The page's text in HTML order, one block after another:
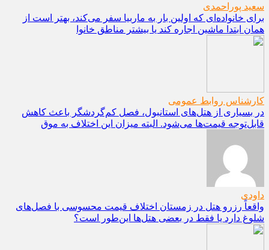
سعید پوراحمدی
برای خانواده‌ای که اولین بار به ماربیا سفر می‌کند، بهتر است از
همان ابتدا ماشین اجاره کند یا بیشتر مناطق خانوا
کارشناس روابط عمومی
در بسیاری از هتل‌های استانبول، فصل کم‌گردشگر باعث کاهش
قابل‌توجه قیمت‌ها می‌شود. البته میزان این اختلاف به موق
داودی
واقعاً رزرو هتل در زمستان اختلاف قیمت محسوسی با فصل‌های
شلوغ دارد یا فقط در بعضی هتل‌ها این‌طور است؟